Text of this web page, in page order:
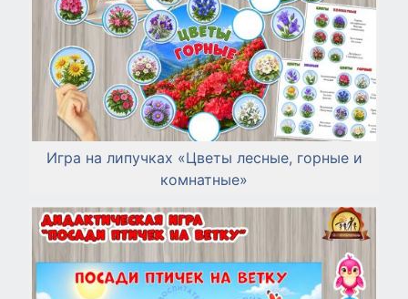
Игра на липучках «Цветы лесные, горные и
комнатные»